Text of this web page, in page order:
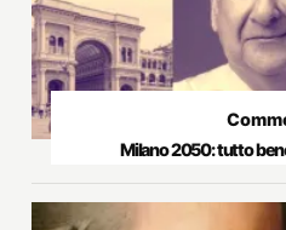
Milano 2050: tutto